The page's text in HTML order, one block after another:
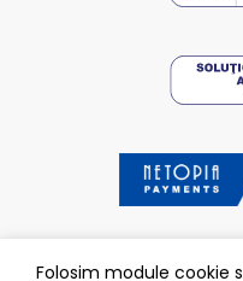
Folosim module cookie